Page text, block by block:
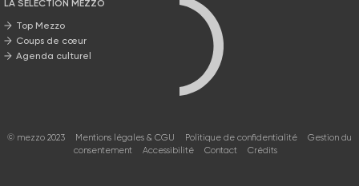
LA SÉLECTION MEZZO
Top Mezzo
Coups de cœur
Agenda culturel
© mezzo 2023 Mentions légales & CGU Politique de confidentialité
Gestion du
consentement
Accessibilité Contact Crédits